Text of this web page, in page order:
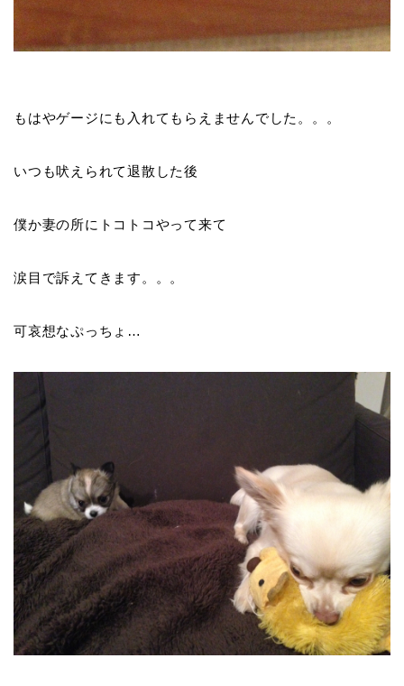
もはやゲージにも入れてもらえませんでした。。。
いつも吠えられて退散した後
僕か妻の所にトコトコやって来て
涙目で訴えてきます。。。
可哀想なぷっちょ…